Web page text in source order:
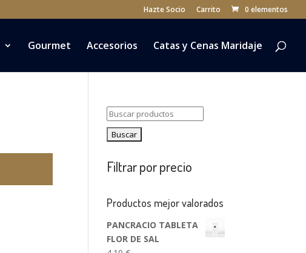
Hazte Socio Carrito 0 elementos
Gourmet Accesorios Catas y Cenas Maridaje
Buscar:
Filtrar por precio
Productos mejor valorados
PANCRACIO TABLETA
FLOR DE SAL